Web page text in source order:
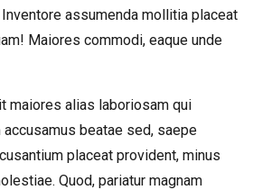
assumenda mollitia placeat
Maiores commodi, eaque unde
maiores alias laboriosam qui
beatae sed, saepe
placeat provident, minus
Quod, pariatur magnam